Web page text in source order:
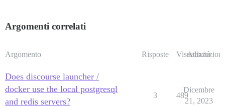
Argomenti correlati
Argomento Risposte Visualizzazioni
Attività
Does discourse launcher /
docker use the local postgresql
and redis servers?
3 489
Dicembre
21, 2023